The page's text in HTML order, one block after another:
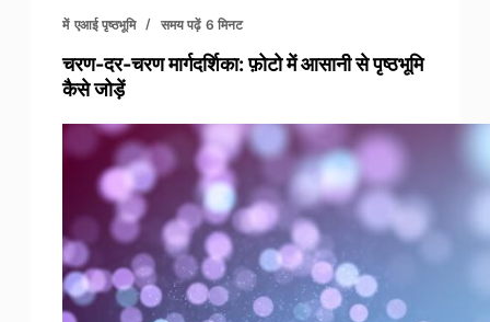
में एआई पृष्ठभूमि समय पढ़ें 6 मिनट
चरण-दर-चरण मार्गदर्शिका: फ़ोटो में आसानी से पृष्ठभूमि
कैसे जोड़ें